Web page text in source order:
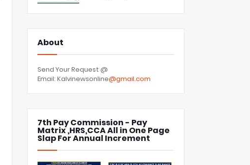
About
Send Your Request @
Email: Kalvinewsonline@gmail.com
7th Pay Commission - Pay
Matrix ,HRS,CCA All in One Page
Slap For Annual Increment